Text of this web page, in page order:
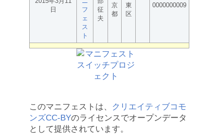
日
フ
ェ
ス
ト
征
夫
京
都
東
区
0000000009
このマニフェストは、
クリエイティブコモ
ンズCC-BYのライセンスでオープンデータ
として提供されています。